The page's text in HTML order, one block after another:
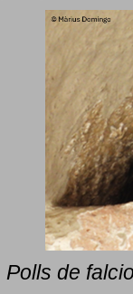
Polls de